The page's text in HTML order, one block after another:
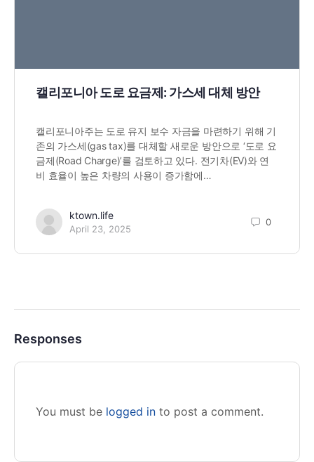
캘리포니아 도로 요금제: 가스세 대체 방안
캘리포니아주는 도로 유지 보수 자금을 마련하기 위해 기
존의 가스세(gas tax)를 대체할 새로운 방안으로 ‘도로 요
금제(Road Charge)’를 검토하고 있다. 전기차(EV)와 연
비 효율이 높은 차량의 사용이 증가함에…
ktown.life
April 23, 2025
0
Responses
You must be logged in to post a comment.